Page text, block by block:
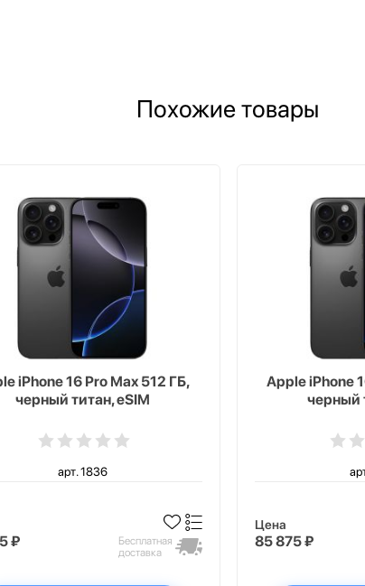
Похожие товары
iPhone 16 Pro Max 512 ГБ,
черный титан, eSIM
арт. 1836
₽
Бесплатная
доставка
Apple iPhone
черный
Цена
85 875 ₽